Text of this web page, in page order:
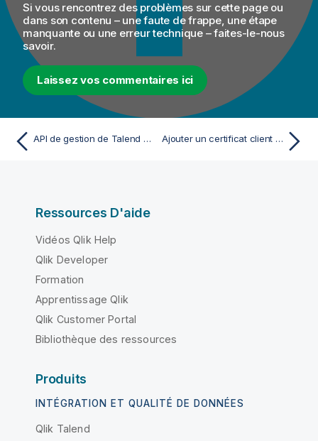
Si vous rencontrez des problèmes sur cette page ou
dans son contenu – une faute de frappe, une étape
manquante ou une erreur technique – faites-le-nous
savoir.
Laissez vos commentaires ici
API de gestion de Talend Cloud API Tester Ajouter un certificat client pour le protocole HTTPS
Ressources D'aide
Vidéos Qlik Help
Qlik Developer
Formation
Apprentissage Qlik
Qlik Customer Portal
Bibliothèque des ressources
Produits
INTÉGRATION ET QUALITÉ DE DONNÉES
Qlik Talend